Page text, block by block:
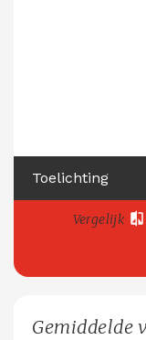
Toelichting
Vergelijk
Gemiddelde